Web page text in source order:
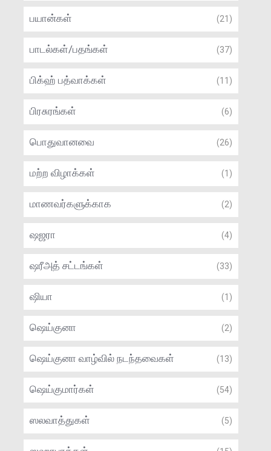
பயான்கள் (21)
பாடல்கள்/பதங்கள் (37)
பிக்ஹ் பத்வாக்கள் (11)
பிரசுரங்கள் (6)
பொதுவானவை (26)
மற்ற விழாக்கள் (1)
மாணவர்களுக்காக (2)
ஷஜரா (4)
ஷரீஅத் சட்டங்கள் (33)
ஷியா (1)
ஷெய்குனா (2)
ஷெய்குனா வாழ்வில் நடந்தவைகள் (13)
ஷெய்குமார்கள் (54)
ஸலவாத்துகள் (5)